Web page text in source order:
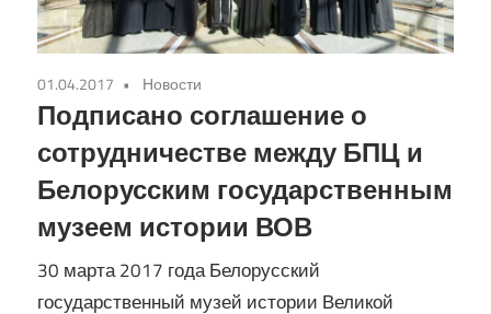
01.04.2017 Новости
Подписано соглашение о
сотрудничестве между БПЦ и
Белорусским государственным
музеем истории ВОВ
30 марта 2017 года Белорусский
государственный музей истории Великой